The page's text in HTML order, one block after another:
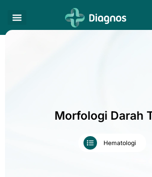
content
Morfologi Darah
Hematologi